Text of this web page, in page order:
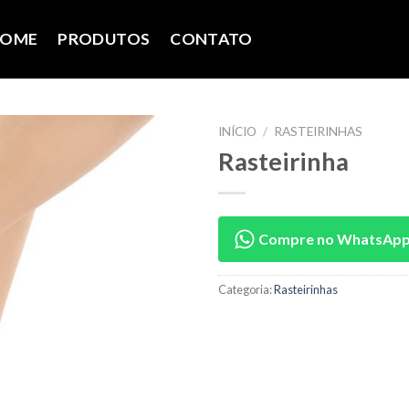
PRODUTOS CONTATO
INÍCIO / RASTEIRINHAS
Rasteirinha
Compre no
Categoria:Rasteirinhas